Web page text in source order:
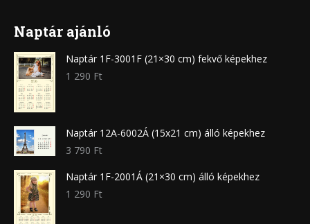
Naptár ajánló
Naptár 1F-3001F (21×30 cm) fekvő képekhez
1 290 Ft
Naptár 12A-6002Á (15x21 cm) álló képekhez
3 790 Ft
Naptár 1F-2001Á (21×30 cm) álló képekhez
1 290 Ft